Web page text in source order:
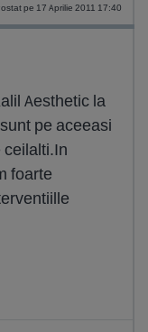
pe 17 Aprilie 2011 17:40
Aesthetic la
pe aceeasi
ceilalti.In
foarte